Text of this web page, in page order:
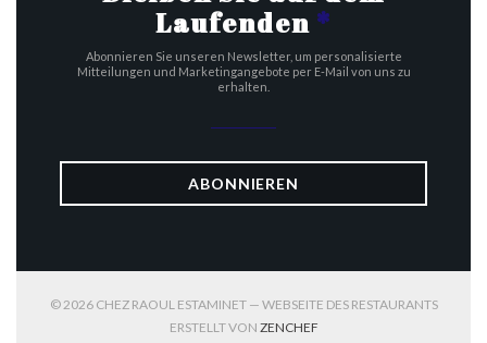
Laufenden *
Abonnieren Sie unseren Newsletter, um personalisierte
Mitteilungen und Marketingangebote per E-Mail von uns zu
erhalten.
ABONNIEREN
© 2026 CHEZ RAOUL ESTAMINET — WEBSEITE DES RESTAURANTS
ERSTELLT VON ZENCHEF((ÖFFNET EIN NEUES